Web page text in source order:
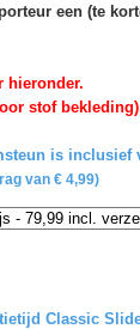
een (te
hieronder.
stof
is inclusief
van € 4,99)
Classic